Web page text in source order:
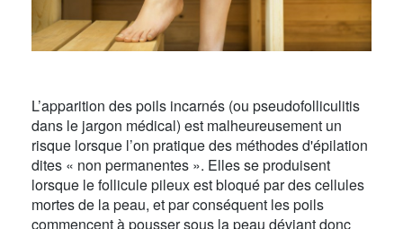
L’apparition des poils incarnés (ou pseudofolliculitis
dans le jargon médical) est malheureusement un
risque lorsque l’on pratique des méthodes d'épilation
dites « non permanentes ». Elles se produisent
lorsque le follicule pileux est bloqué par des cellules
mortes de la peau, et par conséquent les poils
commencent à pousser sous la peau déviant donc